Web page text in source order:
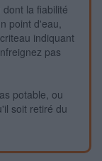
la fiabilité
point d'eau,
indiquant
pas
potable, ou
soit retiré du